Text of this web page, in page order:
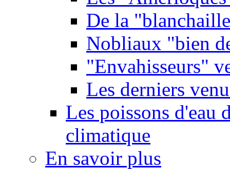
De la
Nobliaux "bien
"Envahisseurs"
Les derniers
Les poissons d'eau
climatique
En savoir plus